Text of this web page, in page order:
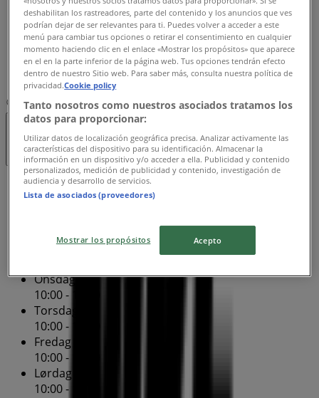
10:00 - 18:00
Fredag
10:00 - 18:00
Lørdag
10:00 - 18:00
Kart
4732730364
Søndag
10:00 - 18:00
Tirsdag
Onsdag
10:00 - 18:00
Torsdag
10:00 - 18:00
Fredag
10:00 - 18:00
Lørdag
10:00 - 18:00
deshabilitan los rastreadores, parte del contenido y los anuncios que ves
podrían dejar de ser relevantes para ti. Puedes volver a acceder a este
menú para cambiar tus opciones o retirar el consentimiento en cualquier
momento haciendo clic en el enlace «Mostrar los propósitos» que aparece
en el en la parte inferior de la página web. Tus opciones tendrán efecto
dentro de nuestro Sitio web. Para saber más, consulta nuestra política de
privacidad.Cookie policy
Tanto nosotros como nuestros asociados tratamos los
datos para proporcionar:
Utilizar datos de localización geográfica precisa. Analizar activamente las
características del dispositivo para su identificación. Almacenar la
información en un dispositivo y/o acceder a ella. Publicidad y contenido
personalizados, medición de publicidad y contenido, investigación de
audiencia y desarrollo de servicios.
Lista de asociados (proveedores)
Mostrar los propósitos Acepto